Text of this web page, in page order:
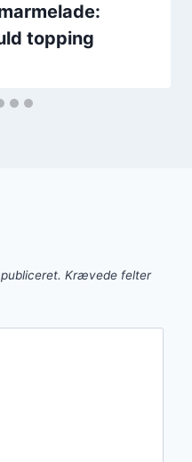
topping
Krævede felter